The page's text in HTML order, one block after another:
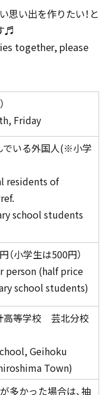
思い出を作りたい！と
♬
together, please
Friday
でいる外国人(※小学
residents of
school students
（小学生は500円）
person (half price
school students)
高等学校 芸北分校
Geihoku
Town)
多かった場合は、抽